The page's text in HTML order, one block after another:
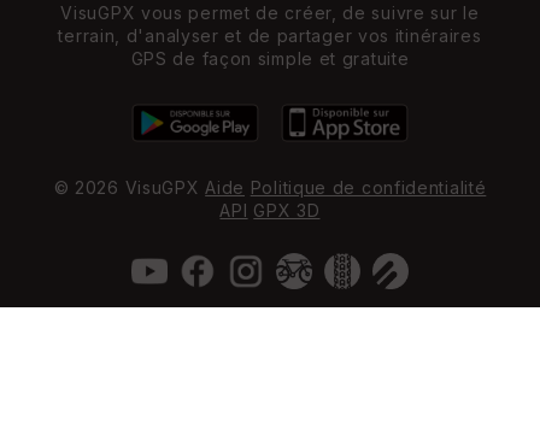
VisuGPX vous permet de créer, de suivre sur le
terrain, d'analyser et de partager vos itinéraires
GPS de façon simple et gratuite
© 2026 VisuGPX Aide Politique de confidentialité
API GPX 3D